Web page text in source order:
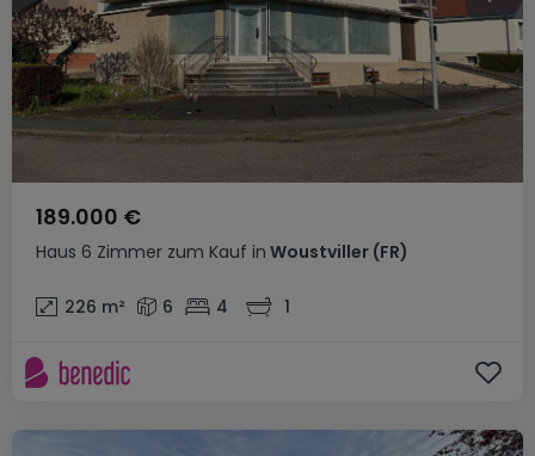
Haus 6 Zimmer zum Kauf in Woustviller (FR)
189.000 €
226 m² 6 4 1